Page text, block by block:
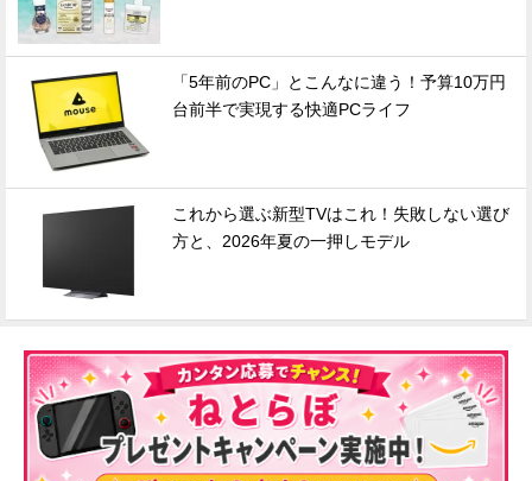
「5年前のPC」とこんなに違う！予算10万円
台前半で実現する快適PCライフ
これから選ぶ新型TVはこれ！失敗しない選び
方と、2026年夏の一押しモデル